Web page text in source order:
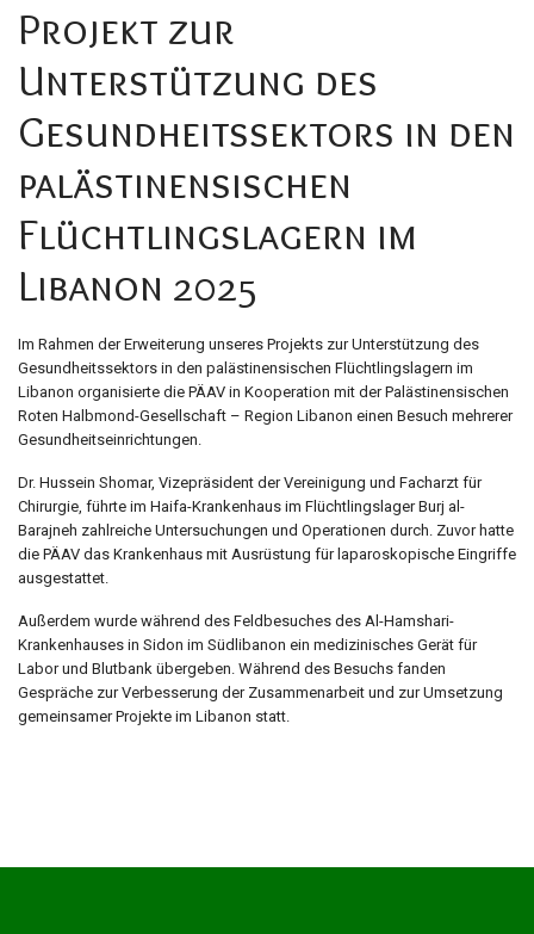
Projekt zur
Unterstützung des
Gesundheitssektors in den
palästinensischen
Flüchtlingslagern im
Libanon 2025
Im Rahmen der Erweiterung unseres Projekts zur Unterstützung des
Gesundheitssektors in den palästinensischen Flüchtlingslagern im
Libanon organisierte die PÄAV in Kooperation mit der Palästinensischen
Roten Halbmond-Gesellschaft – Region Libanon einen Besuch mehrerer
Gesundheitseinrichtungen.
Dr. Hussein Shomar, Vizepräsident der Vereinigung und Facharzt für
Chirurgie, führte im Haifa-Krankenhaus im Flüchtlingslager Burj al-
Barajneh zahlreiche Untersuchungen und Operationen durch. Zuvor hatte
die PÄAV das Krankenhaus mit Ausrüstung für laparoskopische Eingriffe
ausgestattet.
Außerdem wurde während des Feldbesuches des Al-Hamshari-
Krankenhauses in Sidon im Südlibanon ein medizinisches Gerät für
Labor und Blutbank übergeben. Während des Besuchs fanden
Gespräche zur Verbesserung der Zusammenarbeit und zur Umsetzung
gemeinsamer Projekte im Libanon statt.